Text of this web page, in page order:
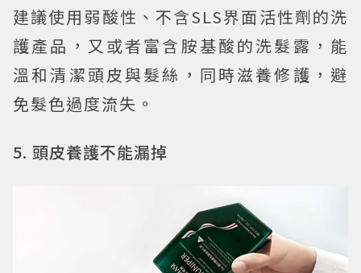
建議使用弱酸性、不含SLS界面活性劑的洗
護產品，又或者富含胺基酸的洗髮露，能
溫和清潔頭皮與髮絲，同時滋養修護，避
免髮色過度流失。
5. 頭皮養護不能漏掉